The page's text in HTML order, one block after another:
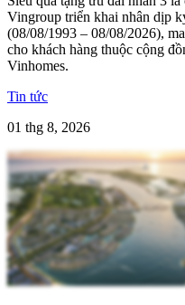
Vingroup triển khai nhân dịp
(08/08/1993 – 08/08/2026),
cho khách hàng thuộc cộng
Vinhomes.
Tin tức
01 thg 8, 2026